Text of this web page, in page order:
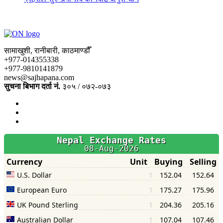
सामाखुशी, रानीबारी, काठमाण्डौँ
+977-014355338
+977-9810141879
news@sajhapana.com
सुचना बिभाग दर्ता नं. ३०५ / ०७२-०७३